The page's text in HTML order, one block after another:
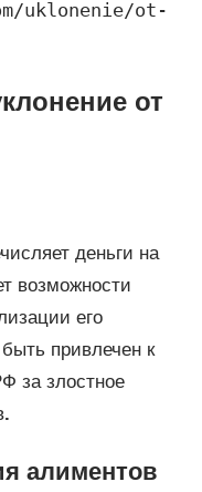
uklonenie/ot-
от
деньги на
возможности
его
привлечен к
за злостное
.
алиментов